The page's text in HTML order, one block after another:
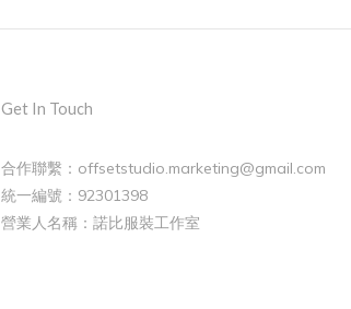
Get In Touch
合作聯繫：offsetstudio.marketing@gmail.com
統一編號：92301398
營業人名稱：諾比服裝工作室